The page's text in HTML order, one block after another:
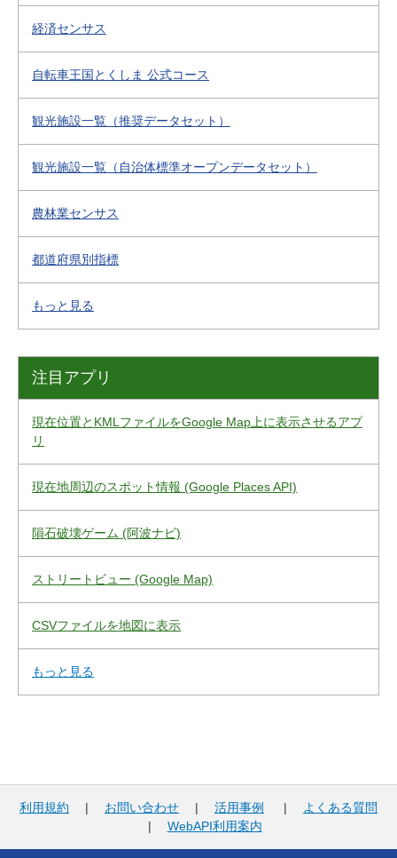
経済センサス
自転車王国とくしま 公式コース
観光施設一覧（推奨データセット）
観光施設一覧（自治体標準オープンデータセット）
農林業センサス
都道府県別指標
もっと見る
注目アプリ
現在位置とKMLファイルをGoogle Map上に表示させるアプ
リ
現在地周辺のスポット情報 (Google Places API)
隕石破壊ゲーム (阿波ナビ)
ストリートビュー (Google Map)
CSVファイルを地図に表示
もっと見る
利用規約 | お問い合わせ | 活用事例 |
よくある質問
| WebAPI利用案内